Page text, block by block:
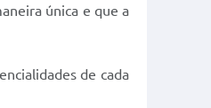
única e que a
de cada